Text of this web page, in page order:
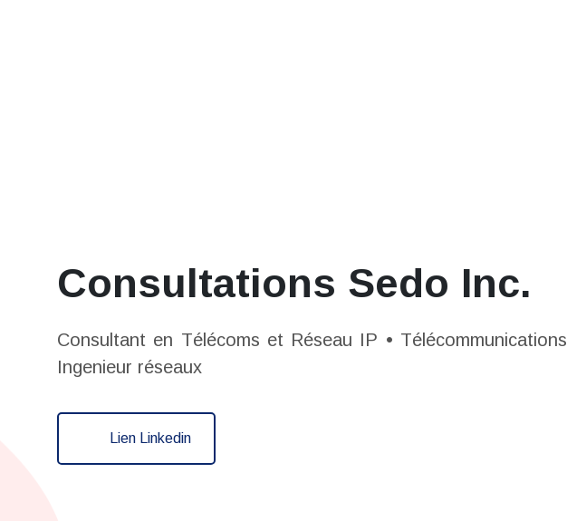
Consultations Sedo Inc.
Consultant en Télécoms et Réseau IP • Télécommunications
Ingenieur réseaux
Lien Linkedin